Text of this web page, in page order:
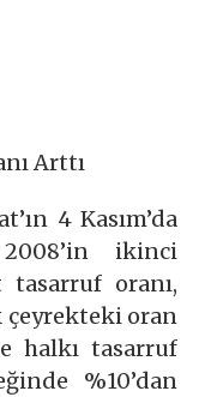
Arttı
4 Kasım’da
ikinci
tasarruf oranı,
çeyrekteki oran
halkı tasarruf
%10’dan